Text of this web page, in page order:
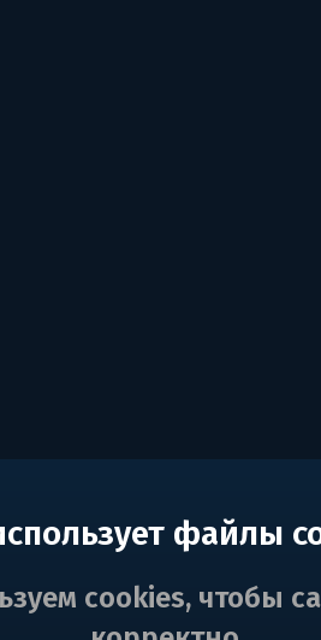
файлы
cookies, чтобы